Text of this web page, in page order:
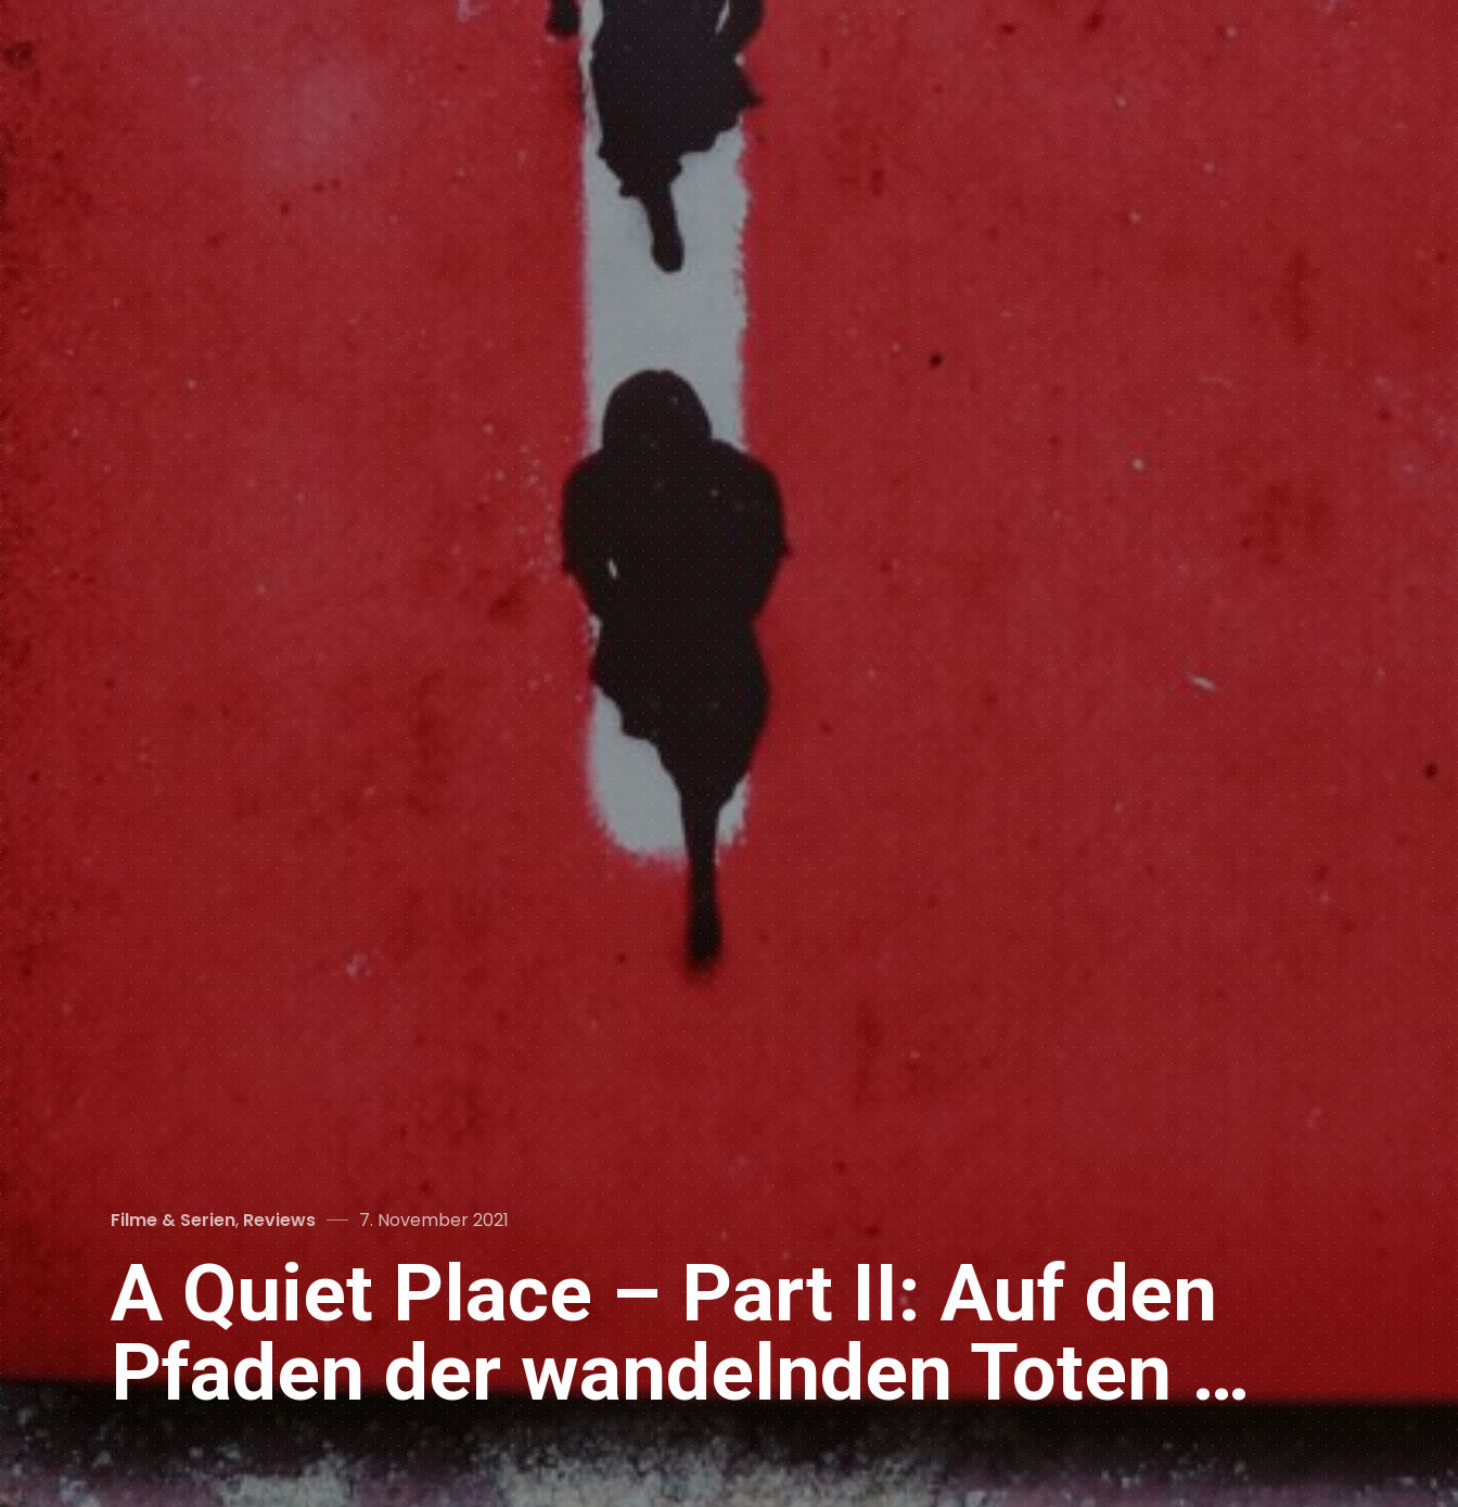
Categories
Filme & Serien, Reviews
Posted
on
7. November 2021
A Quiet Place – Part II: Auf den
Pfaden der wandelnden Toten …